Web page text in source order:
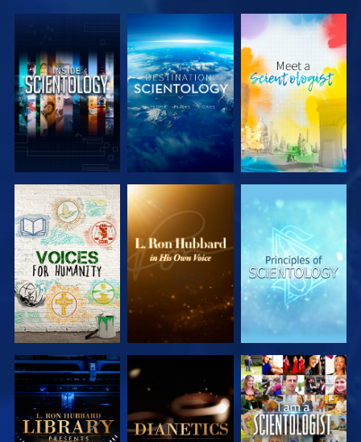
SERIE
ENTDECKEN
SERIE
ENTDECKEN
SERIE
ENTDECKEN
SERIE
ENTDECKEN
SERIE
ENTDECKEN
ANSEHEN